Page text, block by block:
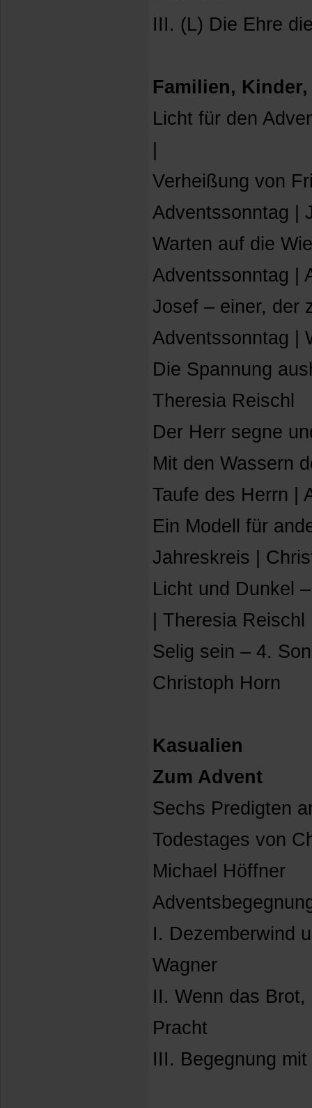
III. (L) Die Ehre
Familien,
Licht für den
Verheißung von
Adventssonntag |
Warten auf die
Adventssonntag |
Josef – einer, der
Adventssonntag |
Die Spannung
Theresia Reischl
Der Herr segne
Mit den Wassern
Taufe des Herrn |
Ein Modell für
Jahreskreis |
Licht und Dunkel
| Theresia Reischl
Selig sein – 4.
Christoph Horn
Kasualien
Zum Advent
Sechs Predigten
Todestages von
Michael Höffner
I. Dezemberwind
Wagner
II. Wenn das
Pracht
III. Begegnung